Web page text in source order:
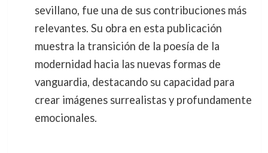
sevillano, fue una de sus contribuciones más
relevantes. Su obra en esta publicación
muestra la transición de la poesía de la
modernidad hacia las nuevas formas de
vanguardia, destacando su capacidad para
crear imágenes surrealistas y profundamente
emocionales.